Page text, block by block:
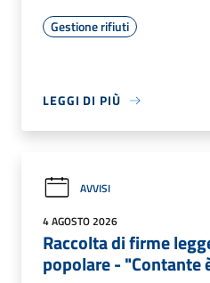
Gestione rifiuti
LEGGI DI PIÙ
AVVISI
4 AGOSTO 2026
Raccolta di firme
popolare - "Contante